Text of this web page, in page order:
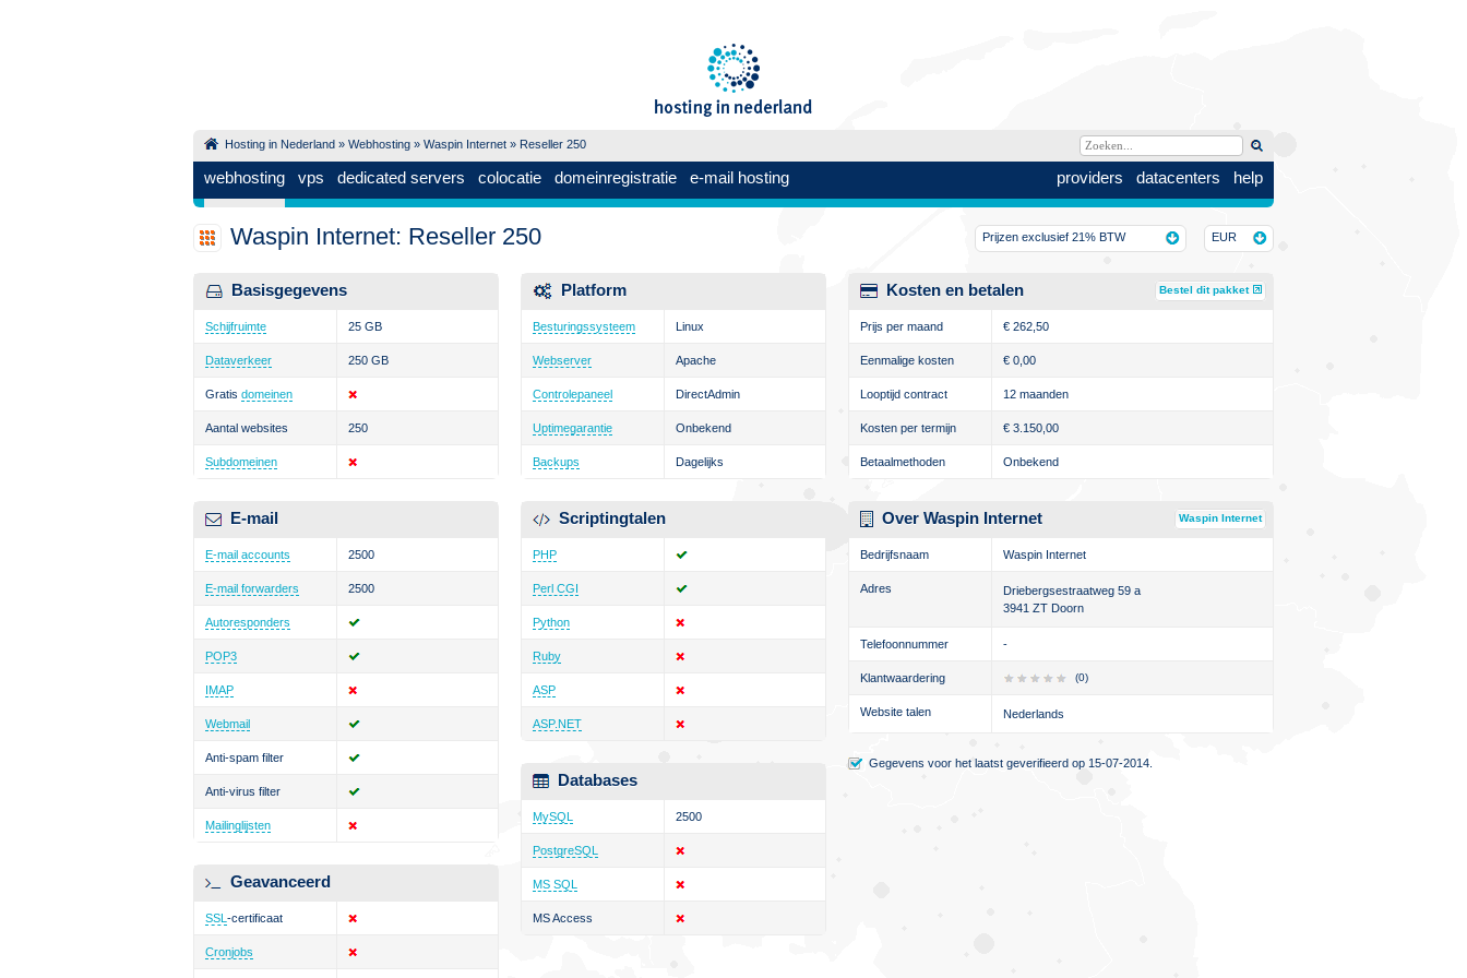
Hosting in Nederland » Webhosting » Waspin Internet » Reseller 250
providers datacenters help
webhosting vps dedicated servers colocatie domeinregistratie e-mail hosting
EUR
Prijzen exclusief 21% BTW
Waspin Internet: Reseller 250
Basisgegevens
Schijfruimte 25 GB
Dataverkeer 250 GB
Gratis domeinen
Aantal websites 250
Subdomeinen
E-mail
E-mail accounts 2500
E-mail forwarders 2500
Autoresponders
POP3
IMAP
Webmail
Anti-spam filter
Anti-virus filter
Mailinglijsten
Geavanceerd
SSL -certificaat
Cronjobs
Platform
Besturingssysteem Linux
Webserver Apache
Controlepaneel DirectAdmin
Uptimegarantie Onbekend
Backups Dagelijks
Scriptingtalen
PHP
Perl CGI
Python
Ruby
ASP
ASP.NET
Databases
MySQL 2500
PostgreSQL
MS SQL
MS Access
Kosten en betalen Bestel dit pakket
Prijs per maand € 262,50
Eenmalige kosten € 0,00
Looptijd contract 12 maanden
Kosten per termijn € 3.150,00
Betaalmethoden Onbekend
Over Waspin Internet Waspin Internet
Bedrijfsnaam Waspin Internet
Adres
Driebergsestraatweg 59 a
3941 ZT Doorn
Telefoonnummer -
Klantwaardering (0)
Website talen Nederlands
Gegevens voor het laatst geverifieerd op 15-07-2014.